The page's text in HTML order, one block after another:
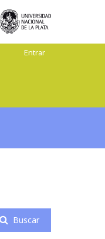
Buscar
Entrar